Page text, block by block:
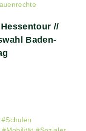
//
Baden-
#Schulen